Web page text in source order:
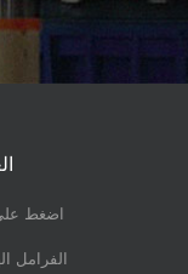
اضغط
الفرامل